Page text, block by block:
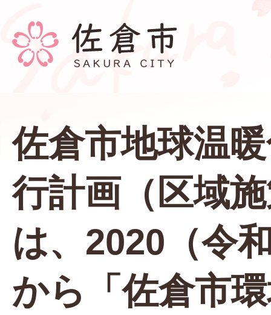
佐倉市地球温
行計画（区域
は、2020（令
から「佐倉市